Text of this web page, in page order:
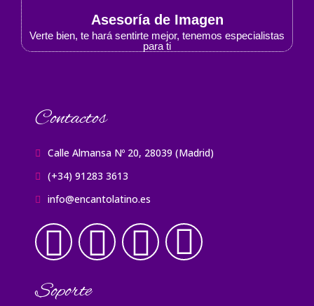
Asesoría de Imagen
Verte bien, te hará sentirte mejor, tenemos especialistas
para ti
Contactos
Calle Almansa Nº 20, 28039 (Madrid)
(+34) 91283 3613
info@encantolatino.es
Soporte